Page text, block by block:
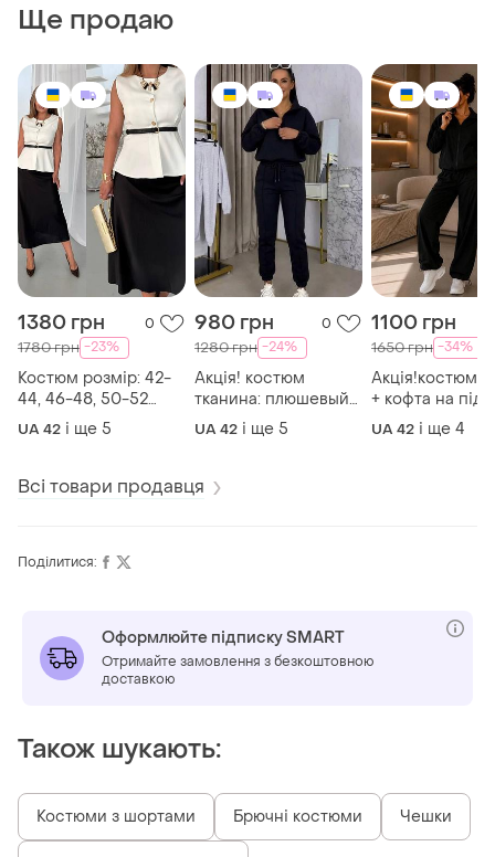
Ще продаю
1380 грн 0
1780 грн -23%
Костюм розмір: 42-
44, 46-48, 50-52
тканина: жилет —
креп-костюмка,
колір: бежевий +
шоколадний, білий +
UA 42 і ще 5
980 грн 0
1280 грн -24%
Aкція! костюм
тканина: плюшевый
велюр розмір: 42-44,
46-48, 50-52 к-и:
блакитний, чорний,
UA 42 і ще 5
1100 грн
1650 грн -34%
Акція!костюм штани
+ кофта на
тканина:
еммі розмір:
UA 42 і ще 4
Всі товари продавця
Поділитися:
Оформлюйте підписку SMART
Отримайте замовлення з безкоштовною
доставкою
Також шукають:
Костюми з шортами Брючні костюми Чешки